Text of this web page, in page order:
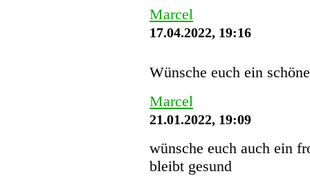
Marcel
17.04.2022, 19:16
Wünsche euch ein
Marcel
21.01.2022, 19:09
wünsche euch auch ein
bleibt gesund